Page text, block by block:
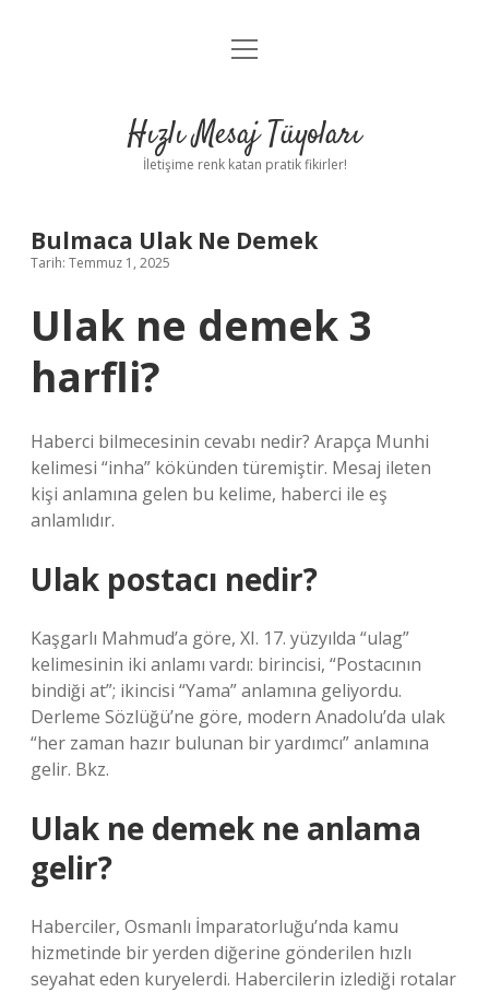
Anasayfa
Yasal Uyarı
menüyü
Hızlı Mesaj Tüyoları
İletişime renk katan pratik fikirler!
Bulmaca Ulak Ne Demek
Tarih: Temmuz 1, 2025
Ulak ne demek 3
harfli?
Haberci bilmecesinin cevabı nedir? Arapça Munhi
kelimesi “inha” kökünden türemiştir. Mesaj ileten
kişi anlamına gelen bu kelime, haberci ile eş
anlamlıdır.
Ulak postacı nedir?
Kaşgarlı Mahmud’a göre, XI. 17. yüzyılda “ulag”
kelimesinin iki anlamı vardı: birincisi, “Postacının
bindiği at”; ikincisi “Yama” anlamına geliyordu.
Derleme Sözlüğü’ne göre, modern Anadolu’da ulak
“her zaman hazır bulunan bir yardımcı” anlamına
gelir. Bkz.
Ulak ne demek ne anlama
gelir?
Haberciler, Osmanlı İmparatorluğu’nda kamu
hizmetinde bir yerden diğerine gönderilen hızlı
seyahat eden kuryelerdi. Habercilerin izlediği rotalar